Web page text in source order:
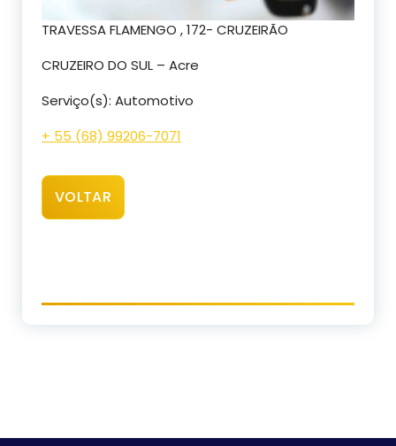
TRAVESSA FLAMENGO , 172- CRUZEIRÃO
CRUZEIRO DO SUL – Acre
Serviço(s): Automotivo
+ 55 (68) 99206-7071
VOLTAR